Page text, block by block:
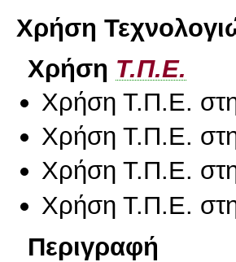
Χρήση
Χρήση Τ.Π.Ε.
Χρήση Τ.Π.Ε.
Χρήση Τ.Π.Ε.
Χρήση Τ.Π.Ε.
Χρήση Τ.Π.Ε.
Περιγραφή